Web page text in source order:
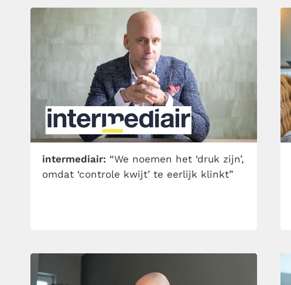
intermediair: “We noemen het ‘druk zijn’,
omdat ‘controle kwijt’ te eerlijk klinkt”